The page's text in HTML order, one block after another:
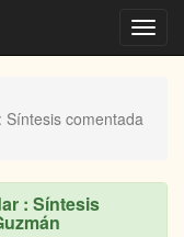
comentada
: Síntesis